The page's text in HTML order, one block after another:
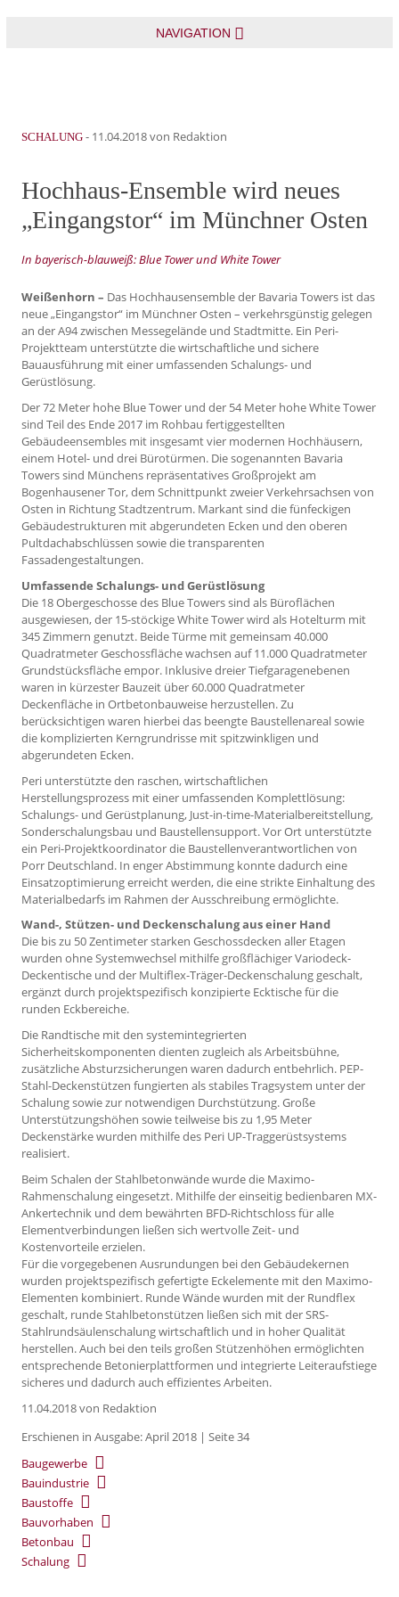
NAVIGATION
SCHALUNG - 11.04.2018von Redaktion
Hochhaus-Ensemble wird neues
„Eingangstor“ im Münchner Osten
In bayerisch-blauweiß: Blue Tower und White Tower
Weißenhorn – Das Hochhausensemble der Bavaria Towers ist das
neue „Eingangstor“ im Münchner Osten – verkehrsgünstig gelegen
an der A94 zwischen Messegelände und Stadtmitte. Ein Peri-
Projektteam unterstützte die wirtschaftliche und sichere
Bauausführung mit einer umfassenden Schalungs- und
Gerüstlösung.
Der 72 Meter hohe Blue Tower und der 54 Meter hohe White Tower
sind Teil des Ende 2017 im Rohbau fertiggestellten
Gebäudeensembles mit insgesamt vier modernen Hochhäusern,
einem Hotel- und drei Bürotürmen. Die sogenannten Bavaria
Towers sind Münchens repräsentatives Großprojekt am
Bogenhausener Tor, dem Schnittpunkt zweier Verkehrsachsen von
Osten in Richtung Stadtzentrum. Markant sind die fünfeckigen
Gebäudestrukturen mit abgerundeten Ecken und den oberen
Pultdachabschlüssen sowie die transparenten
Fassadengestaltungen.
Umfassende Schalungs- und Gerüstlösung
Die 18 Obergeschosse des Blue Towers sind als Büroflächen
ausgewiesen, der 15-stöckige White Tower wird als Hotelturm mit
345 Zimmern genutzt. Beide Türme mit gemeinsam 40.000
Quadratmeter Geschossfläche wachsen auf 11.000 Quadratmeter
Grundstücksfläche empor. Inklusive dreier Tiefgaragenebenen
waren in kürzester Bauzeit über 60.000 Quadratmeter
Deckenfläche in Ortbetonbauweise herzustellen. Zu
berücksichtigen waren hierbei das beengte Baustellen­areal sowie
die komplizierten Kerngrundrisse mit spitzwinkligen und
abgerundeten Ecken.
Peri unterstützte den raschen, wirtschaftlichen
Herstellungsprozess mit einer umfassenden Komplettlösung:
Schalungs- und Gerüstplanung, Just-in-time-Materialbereitstellung,
Sonderschalungsbau und Baustellensupport. Vor Ort unterstützte
ein Peri-Projektkoordinator die Baustellenverantwortlichen von
Porr Deutschland. In enger Abstimmung konnte dadurch eine
Einsatzoptimierung erreicht werden, die eine strikte Einhaltung des
Materialbedarfs im Rahmen der Ausschreibung ermöglichte.
Wand-, Stützen- und Deckenschalung aus einer Hand
Die bis zu 50 Zentimeter starken Geschossdecken aller Etagen
wurden ohne Systemwechsel mithilfe großflächiger Variodeck-
Deckentische und der Multiflex-Träger-Deckenschalung geschalt,
ergänzt durch projektspezifisch konzipierte Ecktische für die
runden Eckbereiche.
Die Randtische mit den systemintegrierten
Sicherheitskomponenten dienten zugleich als Arbeitsbühne,
zusätzliche Absturzsicherungen waren dadurch entbehrlich. PEP-
Stahl-Deckenstützen fungierten als stabiles Tragsystem unter der
Schalung sowie zur notwendigen Durchstützung. Große
Unterstützungshöhen sowie teilweise bis zu 1,95 Meter
Deckenstärke wurden mithilfe des Peri UP-Traggerüstsystems
realisiert.
Beim Schalen der Stahlbetonwände wurde die Maximo-
Rahmenschalung eingesetzt. Mithilfe der einseitig bedienbaren MX-
Ankertechnik und dem bewährten BFD-Richtschloss für alle
Elementverbindungen ließen sich wertvolle Zeit- und
Kostenvorteile erzielen.
Für die vorgegebenen Ausrundungen bei den Gebäudekernen
wurden projektspezifisch gefertigte Eckelemente mit den Maximo-
Elementen kombiniert. Runde Wände wurden mit der Rundflex
geschalt, runde Stahlbetonstützen ließen sich mit der SRS-
Stahlrundsäulenschalung wirtschaftlich und in hoher Qualität
herstellen. Auch bei den teils großen Stützenhöhen ermöglichten
entsprechende Betonierplattformen und integrierte Leiteraufstiege
sicheres und dadurch auch effizientes Arbeiten.
11.04.2018von Redaktion
Erschienen in Ausgabe: April 2018 | Seite 34
Baugewerbe
Bauindustrie
Baustoffe
Bauvorhaben
Betonbau
Schalung